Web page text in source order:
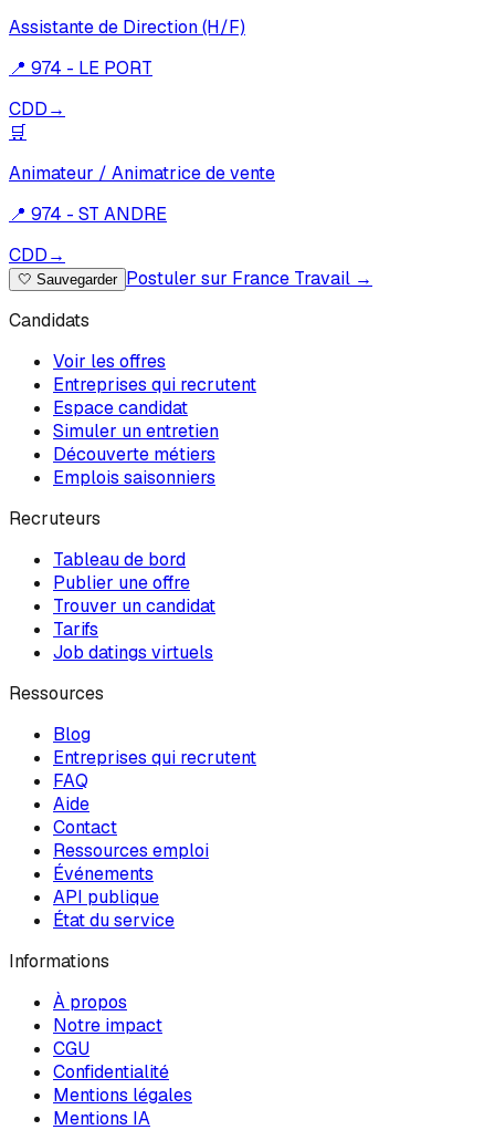
Assistante de Direction (H/F)
📍 974 - LE PORT
CDD→
🛒
Animateur / Animatrice de vente
📍 974 - ST ANDRE
CDD→
🤍 Sauvegarder Postuler sur France Travail →
Candidats
Voir les offres
Entreprises qui recrutent
Espace candidat
Simuler un entretien
Découverte métiers
Emplois saisonniers
Recruteurs
Tableau de bord
Publier une offre
Trouver un candidat
Tarifs
Job datings virtuels
Ressources
Blog
Entreprises qui recrutent
FAQ
Aide
Contact
Ressources emploi
Événements
API publique
État du service
Informations
À propos
Notre impact
CGU
Confidentialité
Mentions légales
Mentions IA